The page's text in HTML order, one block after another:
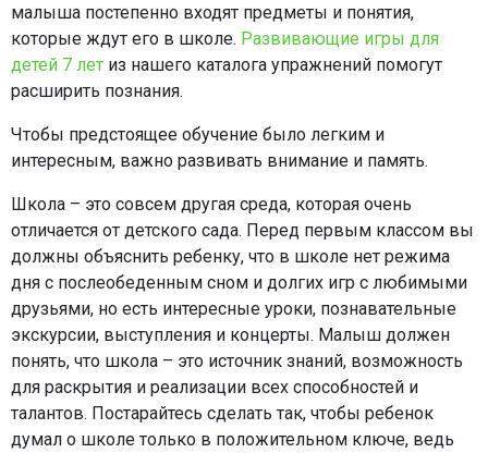
малыша постепенно входят предметы и понятия,
которые ждут его в школе. Развивающие игры для
детей 7 лет из нашего каталога упражнений помогут
расширить познания.
Чтобы предстоящее обучение было легким и
интересным, важно развивать внимание и память.
Школа – это совсем другая среда, которая очень
отличается от детского сада. Перед первым классом вы
должны объяснить ребенку, что в школе нет режима
дня с послеобеденным сном и долгих игр с любимыми
друзьями, но есть интересные уроки, познавательные
экскурсии, выступления и концерты. Малыш должен
понять, что школа – это источник знаний, возможность
для раскрытия и реализации всех способностей и
талантов. Постарайтесь сделать так, чтобы ребенок
думал о школе только в положительном ключе, ведь